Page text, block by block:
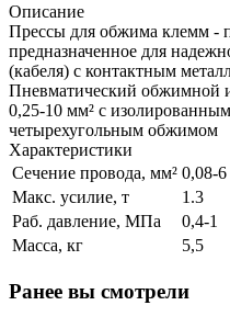
Описание
Прессы для обжима клемм -
предназначенное для
(кабеля) с контактным
Пневматический обжимной
0,25-10 мм² с
четырехугольным обжимом
Характеристики
Сечение провода, мм² 0,08-6
Макс. усилие, т
1.3
Раб. давление, МПа
0,4-1
Масса, кг
5,5
Ранее вы смотрели